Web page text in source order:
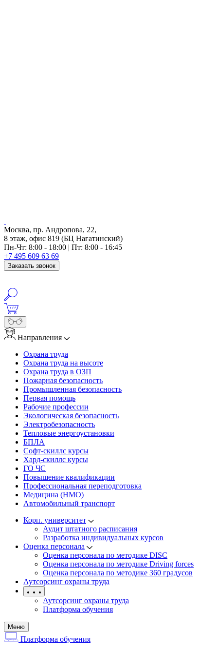
Москва, пр. Андропова, 22,
8 этаж, офис 819 (БЦ Нагатинский)
Пн-Чт: 8:00 - 18:00 | Пт: 8:00 - 16:45
+7 495 609 63 69
Заказать звонок
Направления
Охрана труда
Охрана труда на высоте
Охрана труда в ОЗП
Пожарная безопасность
Промышленная безопасность
Первая помощь
Рабочие профессии
Экологическая безопасность
Электробезопасность
Тепловые энергоустановки
БПЛА
Софт-скиллс курсы
Хард-скиллс курсы
ГО ЧС
Повышение квалификации
Профессиональная переподготовка
Медицина (НМО)
Автомобильный транспорт
Корп. университет
Аудит штатного расписания
Разработка индивидуальных курсов
Оценка персонала
Оценка персонала по методике DISC
Оценка персонала по методике Driving forces
Оценка персонала по методике 360 градусов
Аутсорсинг охраны труда
Аутсорсинг охраны труда
Платформа обучения
Меню
Платформа обучения